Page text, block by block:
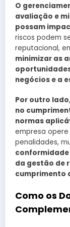
O
avaliação e
possam
riscos podem
reputacional,
minimizar as
negócios e a
Por outro
no
normas
empresa
penalidades,
da gestão de
cumprimento
Como os